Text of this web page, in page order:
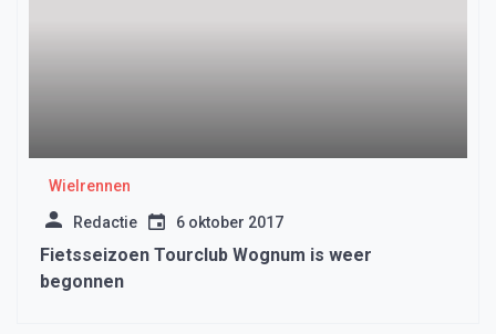
Wielrennen
Redactie 6 oktober 2017
Fietsseizoen Tourclub Wognum is weer
begonnen